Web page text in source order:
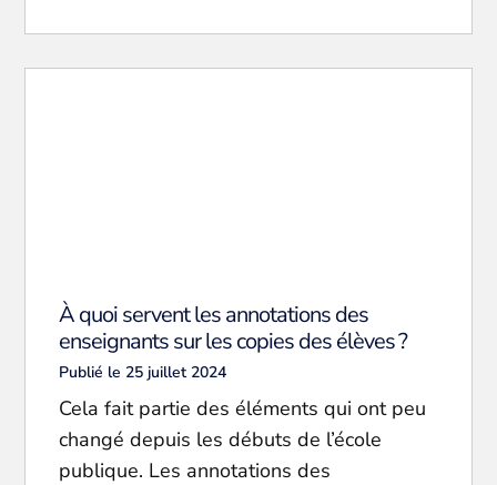
À quoi servent les annotations des
enseignants sur les copies des élèves ?
Publié le 25 juillet 2024
Cela fait partie des éléments qui ont peu
changé depuis les débuts de l’école
publique. Les annotations des